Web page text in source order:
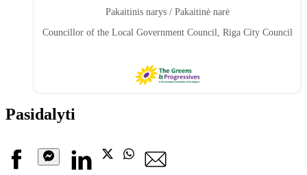
Pakaitinis narys / Pakaitinė narė
Councillor of the Local Government Council, Riga City Council
Greens
Pasidalyti
Facebook
Messenger
Linkedin Whatsapp